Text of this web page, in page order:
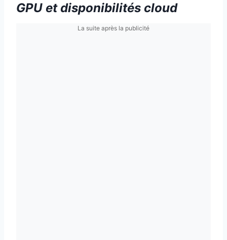
GPU et disponibilités cloud
La suite après la publicité